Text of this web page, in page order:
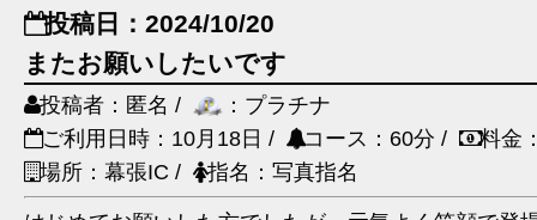
投稿日：2024/10/20
またお願いしたいです
投稿者：匿名 /
：プラチナ
ご利用日時：10月18日 /
コース：60分 /
料金
場所：幕張IC /
指名：写真指名